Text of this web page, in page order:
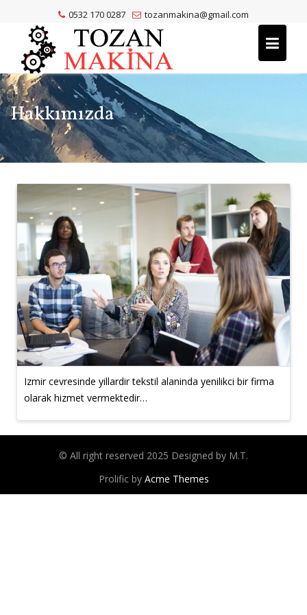
content
0532 170 0287 tozanmakina@gmail.com
Hakkımızda
Izmir cevresinde yillardir tekstil alaninda yenilikci bir firma
olarak hizmet vermektedir…
© All right reserved 2025 Designed by M.T.
Prolific by Acme Themes